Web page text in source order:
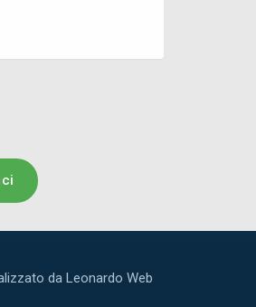
da Leonardo Web